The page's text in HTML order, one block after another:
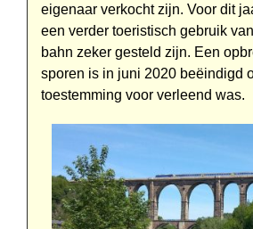
eigenaar verkocht zijn. Voor dit
een verder toeristisch gebruik
bahn zeker gesteld zijn. Een
sporen is in juni 2020 beëindigd
toestemming voor verleend was.